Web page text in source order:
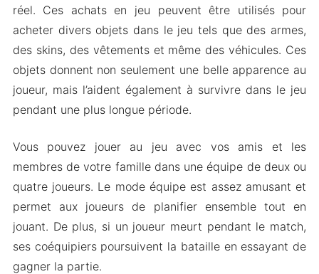
réel. Ces achats en jeu peuvent être utilisés pour
acheter divers objets dans le jeu tels que des armes,
des skins, des vêtements et même des véhicules. Ces
objets donnent non seulement une belle apparence au
joueur, mais l’aident également à survivre dans le jeu
pendant une plus longue période.
Vous pouvez jouer au jeu avec vos amis et les
membres de votre famille dans une équipe de deux ou
quatre joueurs. Le mode équipe est assez amusant et
permet aux joueurs de planifier ensemble tout en
jouant. De plus, si un joueur meurt pendant le match,
ses coéquipiers poursuivent la bataille en essayant de
gagner la partie.